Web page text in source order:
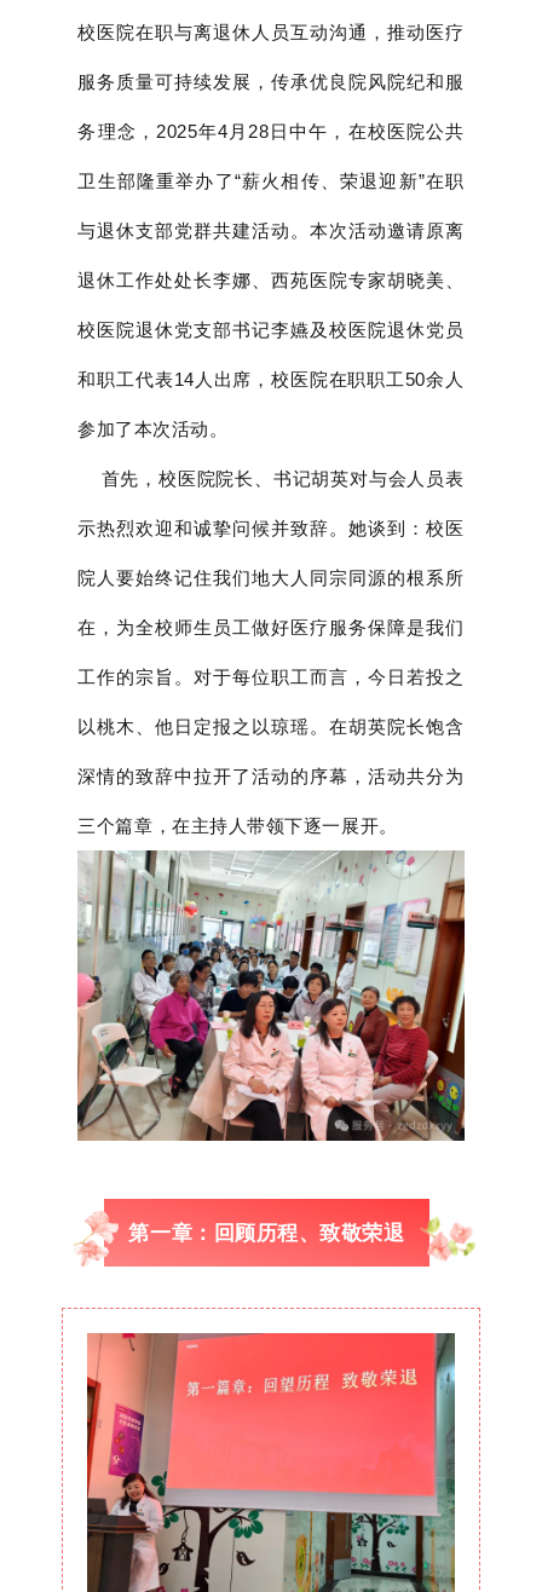
校医院在职与离退休人员互动沟通，推动医疗
服务质量可持续发展，传承优良院风院纪和服
务理念，2025年4月28日中午，在校医院公共
卫生部隆重举办了“薪火相传、荣退迎新”在职
与退休支部党群共建活动。本次活动邀请原离
退休工作处处长李娜、西苑医院专家胡晓美、
校医院退休党支部书记李嬿及校医院退休党员
和职工代表14人出席，校医院在职职工50余人
参加了本次活动。
首先，校医院院长、书记胡英对与会人员表
示热烈欢迎和诚挚问候并致辞。她谈到：校医
院人要始终记住我们地大人同宗同源的根系所
在，为全校师生员工做好医疗服务保障是我们
工作的宗旨。对于每位职工而言，今日若投之
以桃木、他日定报之以琼瑶。在胡英院长饱含
深情的致辞中拉开了活动的序幕，活动共分为
三个篇章，在主持人带领下逐一展开。
第一章：回顾历程、致敬荣退